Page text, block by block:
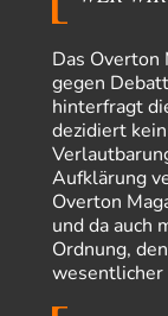
Claire Grube
vor
Rrrrrrichtig: Kritik
Platons Sokrates
Die Revolution,
Es gibt 3 Arten von
Man darf…
Erzengelin vor 11
Leihmutterschaft
es ist zum
hat das alles keinen
Das Overton
gegen
hinterfragt
dezidiert
Aufklärung
Overton
und da auch
Ordnung,